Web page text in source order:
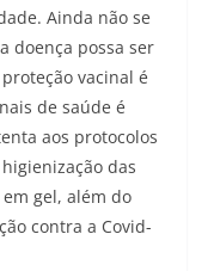
Ainda não se
doença possa ser
vacinal é
de saúde é
aos protocolos
das
gel, além do
contra a Covid-